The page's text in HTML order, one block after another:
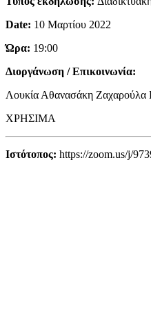
Date: 10 Μαρτίου 2022
Ώρα: 19:00
Διοργάνωση / Επικοινωνία:
Λουκία Αθανασάκη Ζαχαρούλα
ΧΡΗΣΙΜΑ
Ιστότοπος: https://zoom.us/j/